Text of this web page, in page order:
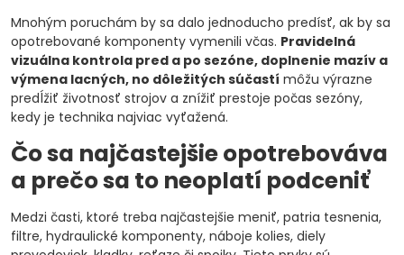
Mnohým poruchám by sa dalo jednoducho predísť, ak by sa
opotrebované komponenty vymenili včas. Pravidelná
vizuálna kontrola pred a po sezóne, doplnenie mazív a
výmena lacných, no dôležitých súčastí môžu výrazne
predĺžiť životnosť strojov a znížiť prestoje počas sezóny,
kedy je technika najviac vyťažená.
Čo sa najčastejšie opotrebováva
a prečo sa to neoplatí podceniť
Medzi časti, ktoré treba najčastejšie meniť, patria tesnenia,
filtre, hydraulické komponenty, náboje kolies, diely